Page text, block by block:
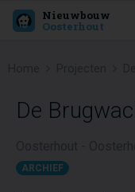
Nieuwbouw
Oosterhout
De
ARCHIEF